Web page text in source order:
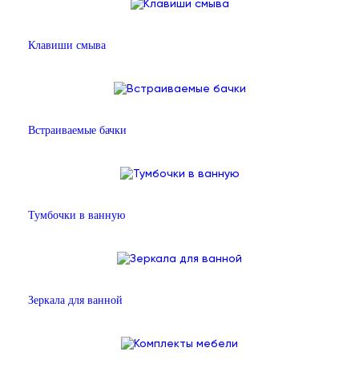
Клавиши смыва
Встраиваемые бачки
Тумбочки в ванную
Зеркала для ванной